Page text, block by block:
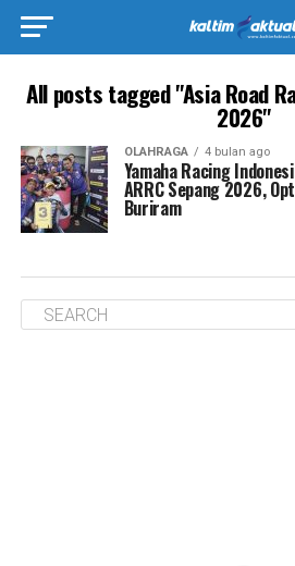
All posts tagged "Asia Road
2026"
OLAHRAGA 4 bulan ago
Yamaha Racing
ARRC Sepang 2026,
Buriram